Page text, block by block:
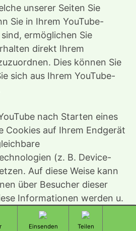
unserer Seiten Sie
Sie in Ihrem YouTube-
ermöglichen Sie
direkt Ihrem
Dies können Sie
sich aus Ihrem YouTube-
nach Starten eines
Cookies auf Ihrem Endgerät
(z. B. Device-
Auf diese Weise kann
über Besucher dieser
Informationen werden u.
zu erfassen, die
zu verbessern und
Ausflugsziel Teilen